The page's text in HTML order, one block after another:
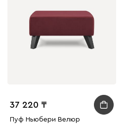
37 220
Пуф Ньюбери Велюр